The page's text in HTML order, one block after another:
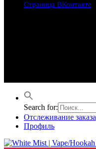
Страница ВКонтакте
Search for:
Отслеживание заказа
Профиль